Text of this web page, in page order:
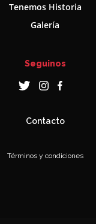
Tenemos Historia
Galería
Seguinos
Contacto
Términos y condiciones